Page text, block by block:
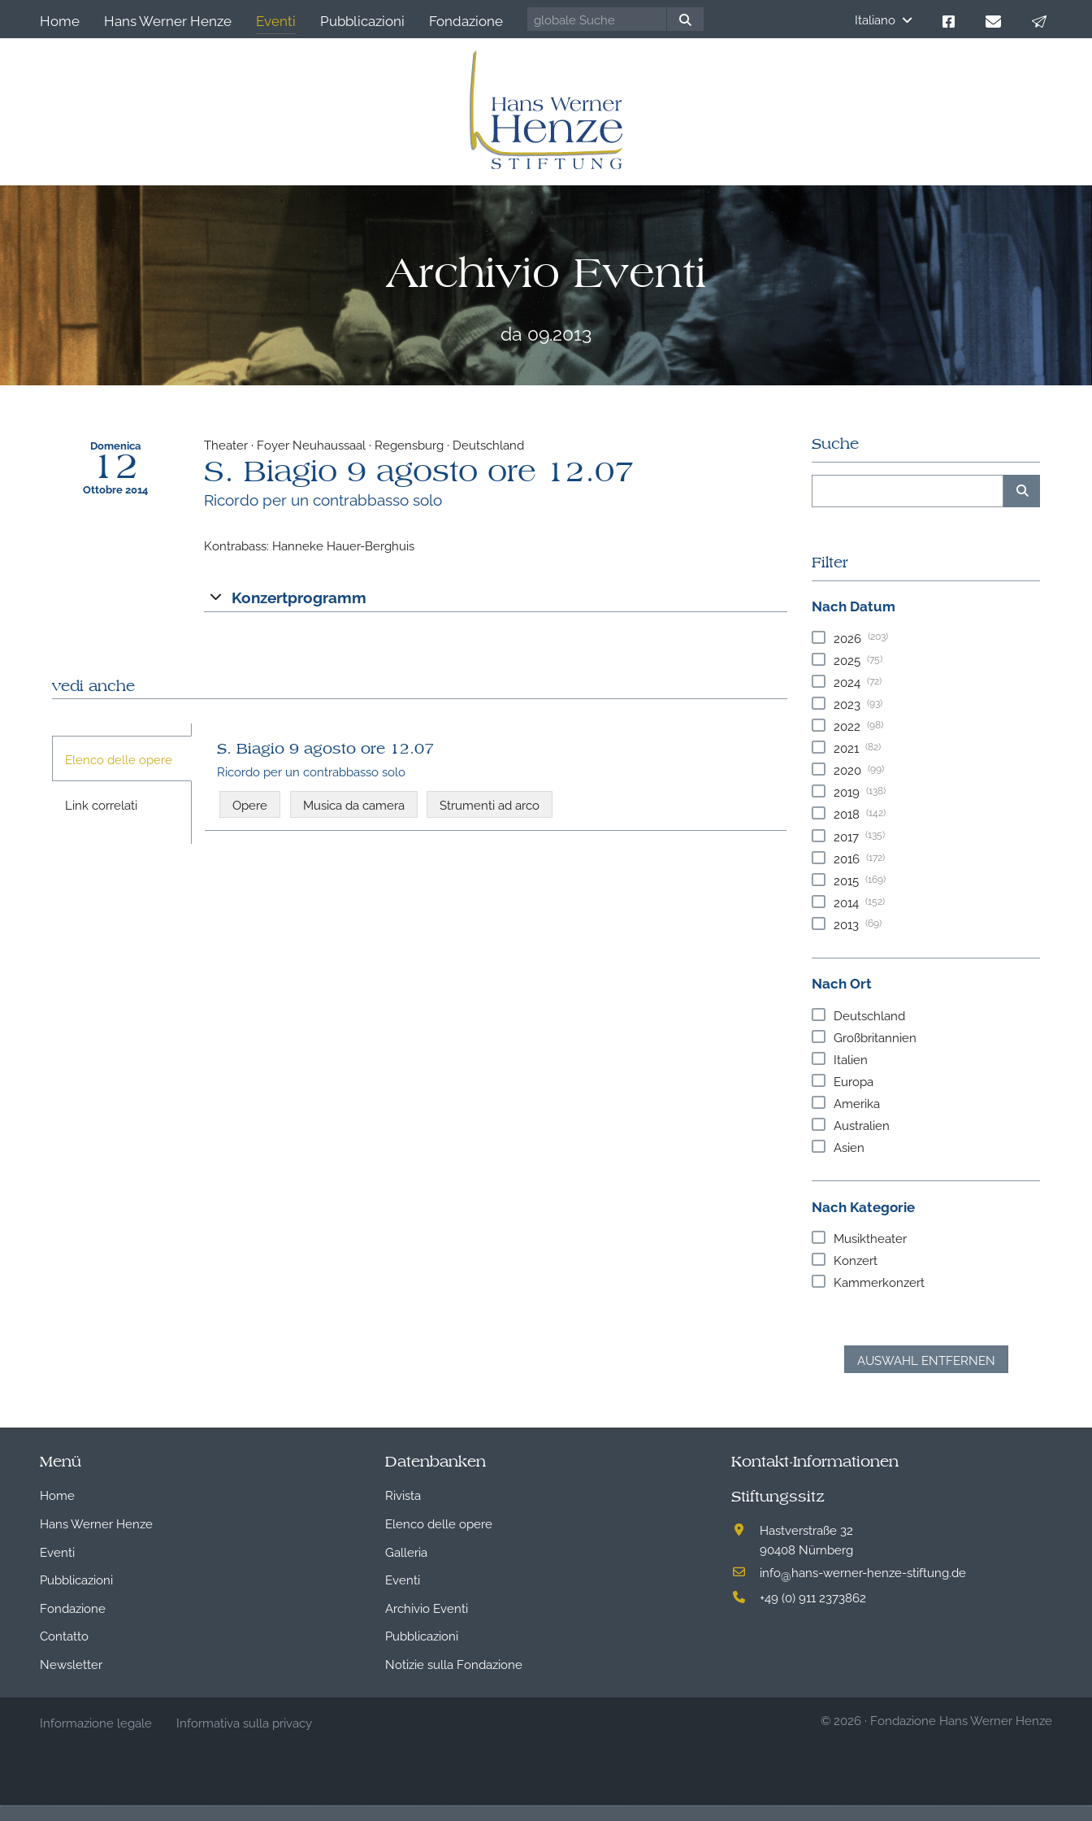
Home Hans Werner Henze Eventi Pubblicazioni Fondazione Italiano
Archivio Eventi
da 09.2013
Domenica
12
Ottobre 2014
Theater · Foyer Neuhaussaal · Regensburg · Deutschland
S. Biagio 9 agosto ore 12.07
Ricordo per un contrabbasso solo
Kontrabass: Hanneke Hauer-Berghuis
Konzertprogramm
vedi anche
Elenco delle opere
Link correlati
S. Biagio 9 agosto ore 12.07
Ricordo per un contrabbasso solo
Opere Musica da camera Strumenti ad arco
Suche
Filter
Nach Datum
2026 (203)
2025 (75)
2024 (72)
2023 (93)
2022 (98)
2021 (82)
2020 (99)
2019 (138)
2018 (142)
2017 (135)
2016 (172)
2015 (169)
2014 (152)
2013 (69)
Nach Ort
Deutschland
Großbritannien
Italien
Europa
Amerika
Australien
Asien
Nach Kategorie
Musiktheater
Konzert
Kammerkonzert
AUSWAHL ENTFERNEN
Menü
Home
Hans Werner Henze
Eventi
Pubblicazioni
Fondazione
Contatto
Newsletter
Datenbanken
Rivista
Elenco delle opere
Galleria
Eventi
Archivio Eventi
Pubblicazioni
Notizie sulla Fondazione
Kontakt-Informationen
Stiftungssitz
Hastverstraße 32
90408 Nürnberg
info@hans-werner-henze-stiftung.de
+49 (0) 911 2373862
Informazione legale Informativa sulla privacy © 2026 · Fondazione Hans Werner Henze